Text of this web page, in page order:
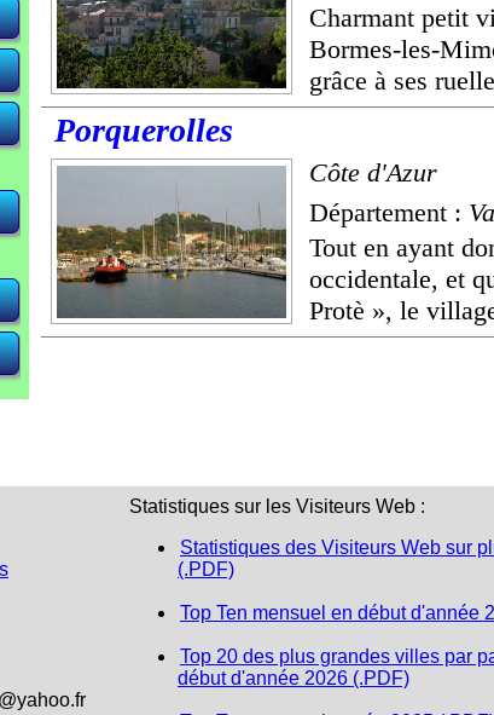
Charmant petit
Bormes-les-
grâce à ses
Porquerolles
Côte d'Azur
Département :
Tout en ayant
occidentale, et
Protè », le
Statistiques sur les Visiteurs Web :
Statistiques des Visiteurs Web sur
(.PDF)
Top Ten mensuel en début d'année
Top 20 des plus grandes villes par
début d'année 2026 (.PDF)